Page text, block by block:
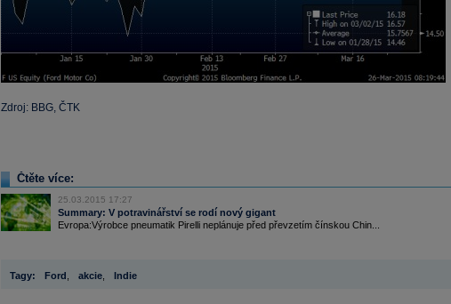
Zdroj: BBG, ČTK
Čtěte více:
25.03.2015 17:27
Summary: V potravinářství se rodí nový gigant
Evropa:Výrobce pneumatik Pirelli neplánuje před převzetím čínskou Chin...
Tagy: Ford akcie, Indie